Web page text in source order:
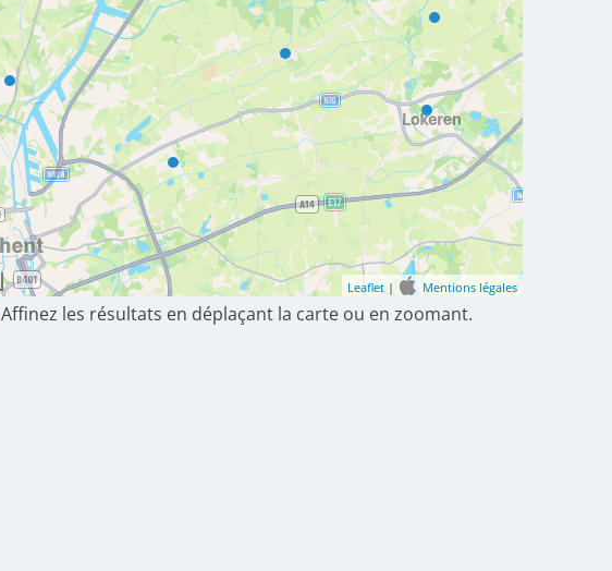
Leaflet| Mentions légales
Affinez les résultats en déplaçant la carte ou en zoomant.